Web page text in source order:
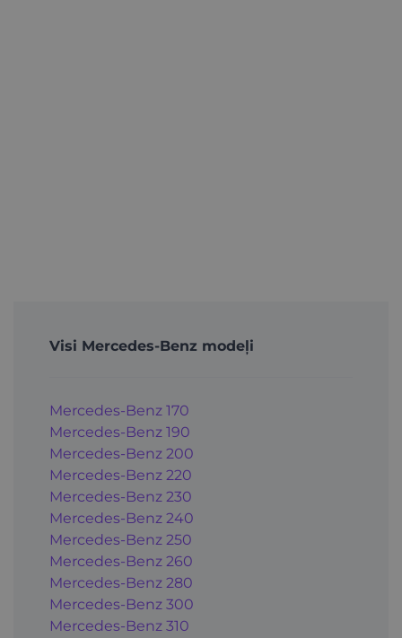
Visi Mercedes-Benz modeļi
Mercedes-Benz 170
Mercedes-Benz 190
Mercedes-Benz 200
Mercedes-Benz 220
Mercedes-Benz 230
Mercedes-Benz 240
Mercedes-Benz 250
Mercedes-Benz 260
Mercedes-Benz 280
Mercedes-Benz 300
Mercedes-Benz 310